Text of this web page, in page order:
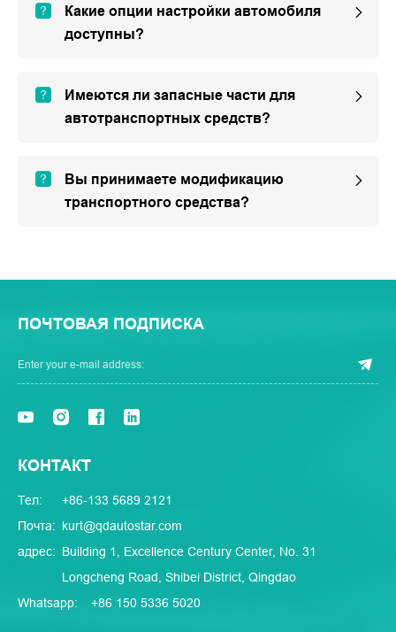
Какие опции настройки автомобиля
доступны?
Имеются ли запасные части для
автотранспортных средств?
Вы принимаете модификацию
транспортного средства?
ПОЧТОВАЯ ПОДПИСКА
КОНТАКТ
Тел:
+86-133 5689 2121
Почта: kurt@qdautostar.com
адрес: Building 1, Excellence Century Center, No. 31
Longcheng Road, Shibei District, Qingdao
Whatsapp:
+86 150 5336 5020